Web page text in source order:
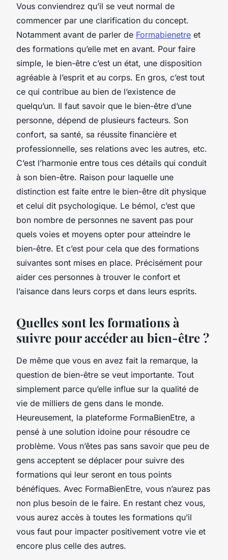
Vous conviendrez qu’il se veut normal de
commencer par une clarification du concept.
Notamment avant de parler de Formabienetre et
des formations qu’elle met en avant. Pour faire
simple, le bien-être c’est un état, une disposition
agréable à l’esprit et au corps. En gros, c’est tout
ce qui contribue au bien de l’existence de
quelqu’un. Il faut savoir que le bien-être d’une
personne, dépend de plusieurs facteurs. Son
confort, sa santé, sa réussite financière et
professionnelle, ses relations avec les autres, etc.
C’est l’harmonie entre tous ces détails qui conduit
à son bien-être. Raison pour laquelle une
distinction est faite entre le bien-être dit physique
et celui dit psychologique. Le bémol, c’est que
bon nombre de personnes ne savent pas pour
quels voies et moyens opter pour atteindre le
bien-être. Et c’est pour cela que des formations
suivantes sont mises en place. Précisément pour
aider ces personnes à trouver le confort et
l’aisance dans leurs corps et dans leurs esprits.
Quelles sont les formations à
suivre pour accéder au bien-être ?
De même que vous en avez fait la remarque, la
question de bien-être se veut importante. Tout
simplement parce qu’elle influe sur la qualité de
vie de milliers de gens dans le monde.
Heureusement, la plateforme FormaBienEtre, a
pensé à une solution idoine pour résoudre ce
problème. Vous n’êtes pas sans savoir que peu de
gens acceptent se déplacer pour suivre des
formations qui leur seront en tous points
bénéfiques. Avec FormaBienEtre, vous n’aurez pas
non plus besoin de le faire. En restant chez vous,
vous aurez accès à toutes les formations qu’il
vous faut pour impacter positivement votre vie et
encore plus celle des autres.